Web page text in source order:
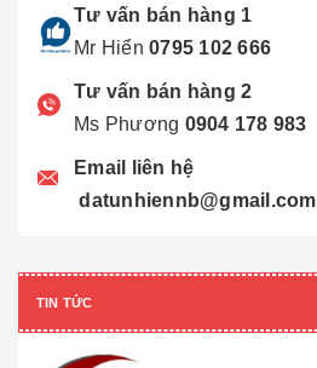
Tư vấn bán hàng 1
Mr Hiển 0795 102 666
Tư vấn bán hàng 2
Ms Phương 0904 178 983
Email liên hệ
datunhiennb@gmail.com
TIN TỨC